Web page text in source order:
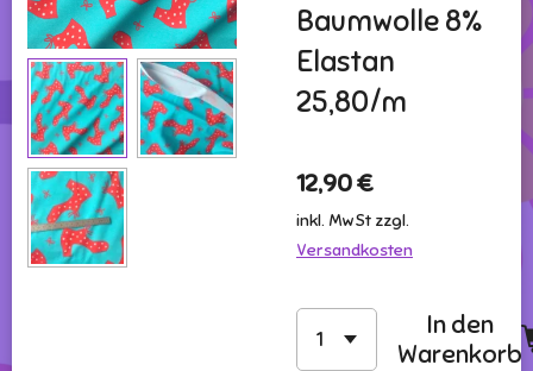
Baumwolle 8%
Elastan
25,80/m
12,90 €
inkl. MwSt zzgl.
Versandkosten
In den
Warenkorb